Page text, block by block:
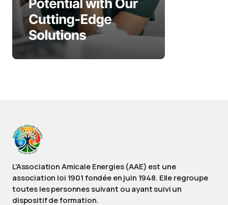
L'Association Amicale Energies (AAE) est une
association loi 1901 fondée en juin 1948. Elle regroupe
toutes les personnes suivant ou ayant suivi un
dispositif de formation.